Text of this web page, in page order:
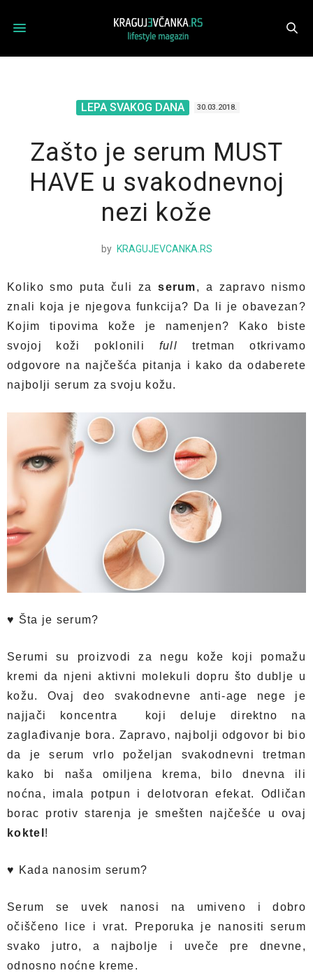
LEPA SVAKOG DANA 30.03.2018.
Zašto je serum MUST
HAVE u svakodnevnoj
nezi kože
by KRAGUJEVCANKA.RS
Koliko smo puta čuli zaserum, a zapravo nismo
znali koja je njegova funkcija? Da li je obavezan?
Kojim tipovima kože je namenjen? Kako biste
svojoj koži poklonili full tretman otkrivamo
odgovore na najčešća pitanja i kako da odaberete
najbolji serum za svoju kožu.
♥ Šta je serum?
Serumi su proizvodi za negu kože koji pomažu
kremi da njeni aktivni molekuli dopru što dublje u
kožu. Ovaj deo svakodnevne anti-age nege je
najjači koncentra koji deluje direktno na
zaglađivanje bora. Zapravo, najbolji odgovor bi bio
da jeserum
vrlo poželjan svakodnevni tretman
kako bi naša omiljena krema, bilo dnevna ili
noćna, imala potpun i delotvoran efekat. Odličan
borac protiv starenja je smešten najčešće u ovaj
koktel !
♥ Kada nanosim serum?
Serum se uvek nanosi na umiveno i dobro
očiščeno lice i vrat. Preporuka je nanositi serum
svako jutro, a najbolje i uveče pre dnevne,
odnosno noćne kreme.